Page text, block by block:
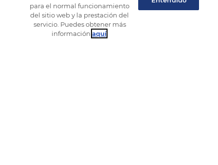
Uno de los grandes retos del eCommerce, los
procesos de logística, puede beneficiarse de
para el normal funcionamiento
del sitio web y la prestación del
servicio. Puedes obtener más
información aquí.